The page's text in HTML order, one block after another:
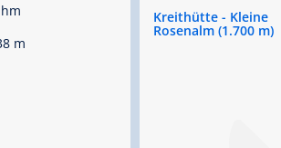
m
Kreithütte - Kleine
Rosenalm (1.700 m)